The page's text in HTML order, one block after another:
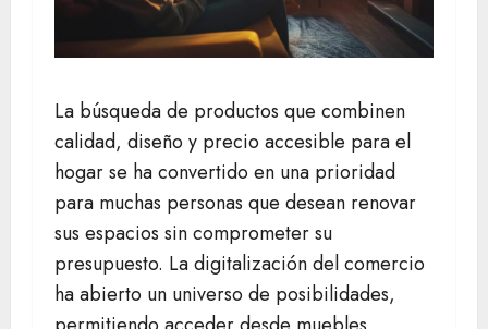
La búsqueda de productos que combinen
calidad, diseño y precio accesible para el
hogar se ha convertido en una prioridad
para muchas personas que desean renovar
sus espacios sin comprometer su
presupuesto. La digitalización del comercio
ha abierto un universo de posibilidades,